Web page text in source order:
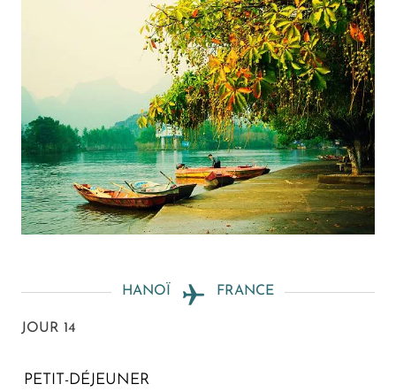
HANOÏ FRANCE
JOUR 14
PETIT-DÉJEUNER